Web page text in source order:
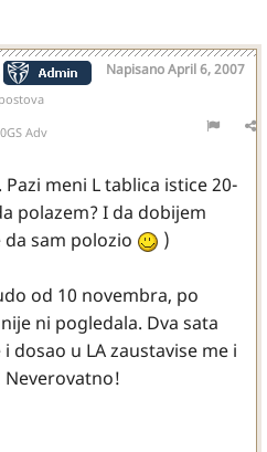
NapisanoApril 6, 2007
Adv
meni L tablica istice 20-
polazem? I da dobijem
sam polozio
)
od 10 novembra, po
ni pogledala. Dva sata
dosao u LA zaustavise me i